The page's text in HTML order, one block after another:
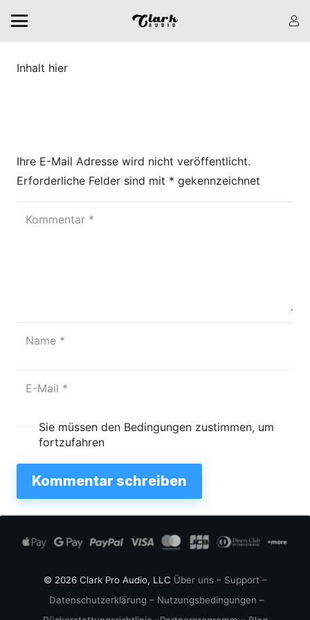
Inhalt hier
Ihre E-Mail Adresse wird nicht veröffentlicht.
Erforderliche Felder sind mit * gekennzeichnet
Sie müssen den Bedingungen zustimmen, um
fortzufahren
Kommentar schreiben
© 2026 Clark Pro Audio, LLC Über uns – Support –
Datenschutzerklärung – Nutzungsbedingungen –